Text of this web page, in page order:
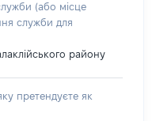
(або місце
служби для
району
претендуєте як